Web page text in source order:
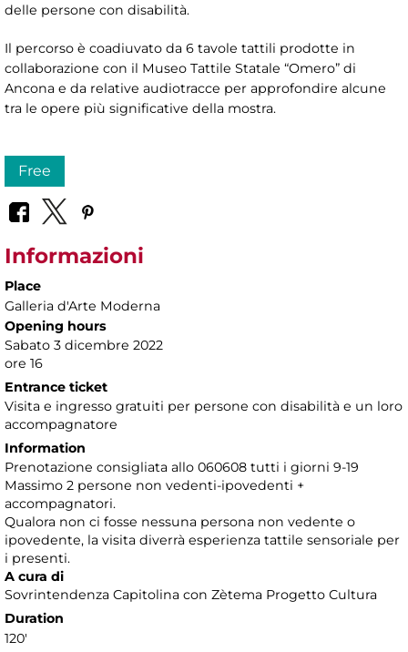
delle persone con disabilità.
Il percorso è coadiuvato da 6 tavole tattili prodotte in
collaborazione con il Museo Tattile Statale “Omero” di
Ancona e da relative audiotracce per approfondire alcune
tra le opere più significative della mostra.
Free
Informazioni
Place
Galleria d'Arte Moderna
Opening hours
Sabato 3 dicembre 2022
ore 16
Entrance ticket
Visita e ingresso gratuiti per persone con disabilità e un loro
accompagnatore
Information
Prenotazione consigliata allo 060608 tutti i giorni 9-19
Massimo 2 persone non vedenti-ipovedenti +
accompagnatori.
Qualora non ci fosse nessuna persona non vedente o
ipovedente, la visita diverrà esperienza tattile sensoriale per
i presenti.
A cura di
Sovrintendenza Capitolina con Zètema Progetto Cultura
Duration
120'